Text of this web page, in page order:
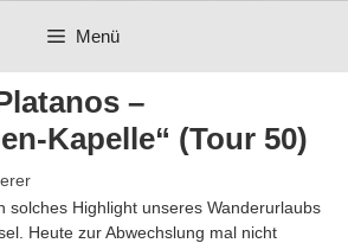
Menü
–
Kapelle“ (Tour 50)
solches Highlight unseres Wanderurlaubs
Heute zur Abwechslung mal nicht